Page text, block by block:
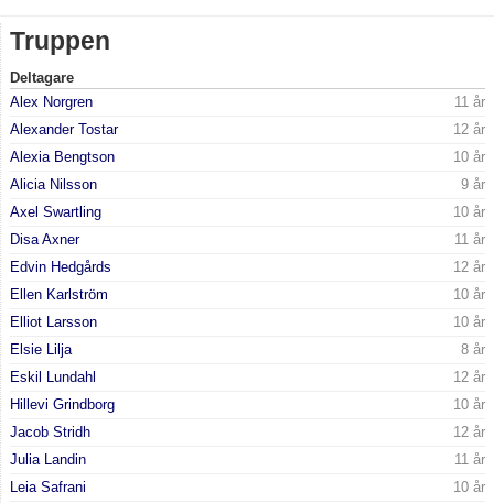
Gästbok
Bildgalleri
Dokument
Truppen
Deltagare
Alex Norgren
11 år
Alexander Tostar
12 år
Alexia Bengtson
10 år
Alicia Nilsson
9 år
Axel Swartling
10 år
Disa Axner
11 år
Edvin Hedgårds
12 år
Ellen Karlström
10 år
Elliot Larsson
10 år
Elsie Lilja
8 år
Eskil Lundahl
12 år
Hillevi Grindborg
10 år
Jacob Stridh
12 år
Julia Landin
11 år
Leia Safrani
10 år